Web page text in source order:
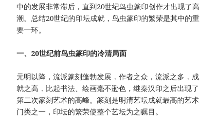
中的发展非常滞后，直到20世纪鸟虫篆印创作才出现了高
潮。总结20世纪的印坛成就，鸟虫篆印的繁荣是其中的重
要一环。
一、20世纪前鸟虫篆印的冷清局面
元明以降，流派篆刻蓬勃发展，作者之众，流派之多，成
就之高，比起书法、绘画毫不逊色，继秦汉印之后出现了
第二次篆刻艺术的高峰。篆刻是明清艺坛成就最高的艺术
门类之一，印坛的繁荣使整个艺坛为之瞩目。